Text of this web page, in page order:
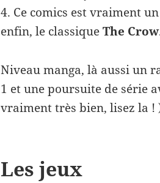
4. Ce comics est vraiment
enfin, le classiqueThe Crow
Niveau manga, là aussi un
1 et une poursuite de série
vraiment très bien, lisez la !
Les jeux